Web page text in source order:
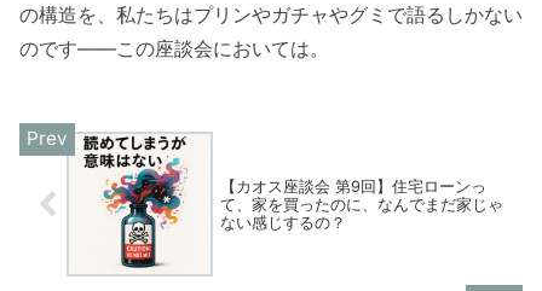
の構造を、私たちはプリンやガチャやグミで語るしかない
のです——この座談会においては。
【カオス座談会 第9回】住宅ローンっ
て、家を買ったのに、なんでまだ家じゃ
ない感じするの？